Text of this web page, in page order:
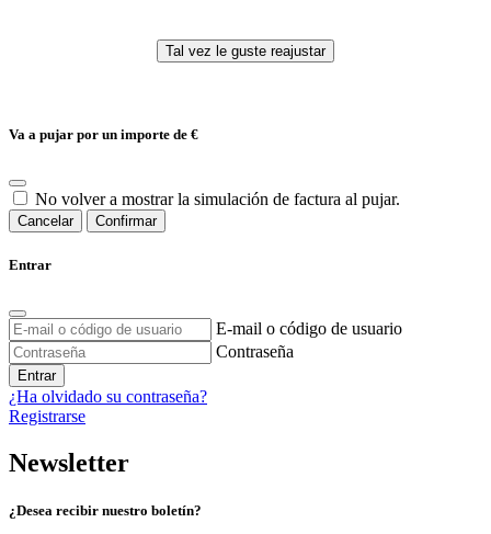
Va a pujar por un importe de €
No volver a mostrar la simulación de factura al pujar.
Cancelar Confirmar
Entrar
E-mail o código de usuario
Contraseña
Entrar
¿Ha olvidado su contraseña?
Registrarse
Newsletter
¿Desea recibir nuestro boletín?